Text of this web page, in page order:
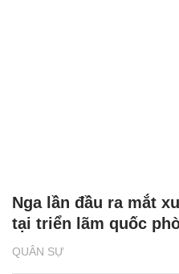
QUÂN SỰ
Nga lần đầu ra mắt
tại triển lãm quốc